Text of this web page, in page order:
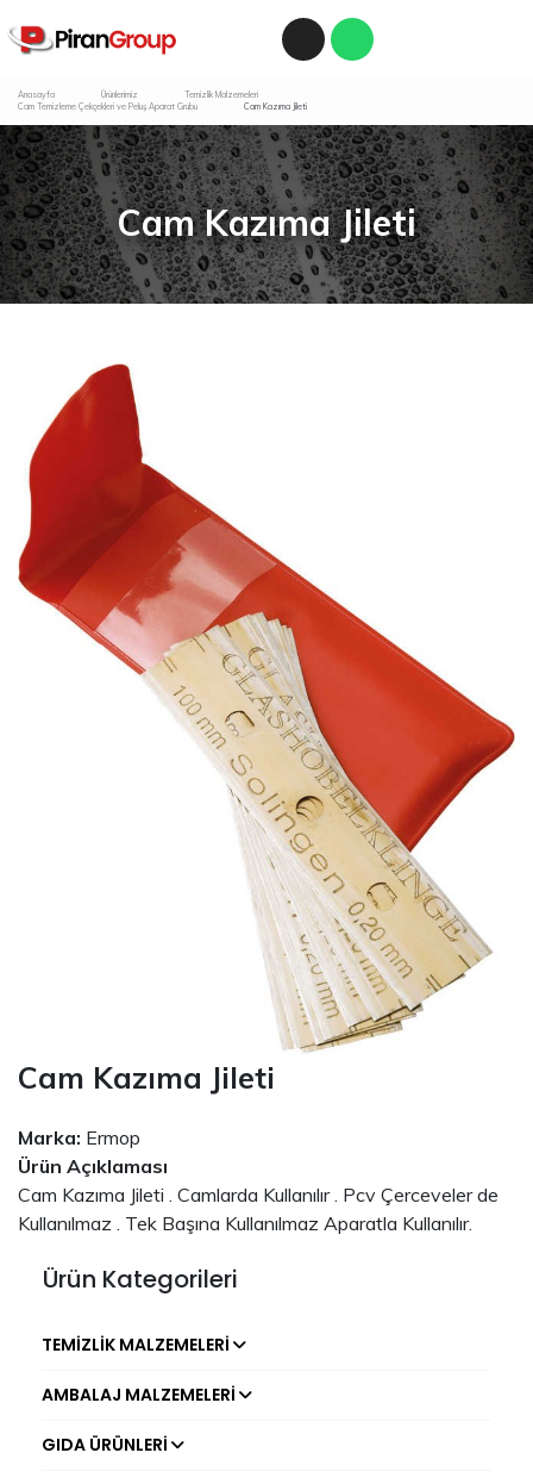
Cam Kazıma Jileti
Anasayfa Ürünlerimiz
Temizlik Malzemeleri
Cam Temizleme Çekçekleri ve Peluş Aparat Grubu
Cam Kazıma Jileti
Ürün Kategorileri
TEMIZLIK MALZEMELERI
AMBALAJ MALZEMELERI
GIDA ÜRÜNLERI
Cam Kazıma Jileti
Marka: Ermop
Ürün Açıklaması
Cam Kazıma Jileti . Camlarda Kullanılır . Pcv Çerceveler de
Kullanılmaz . Tek Başına Kullanılmaz Aparatla Kullanılır.